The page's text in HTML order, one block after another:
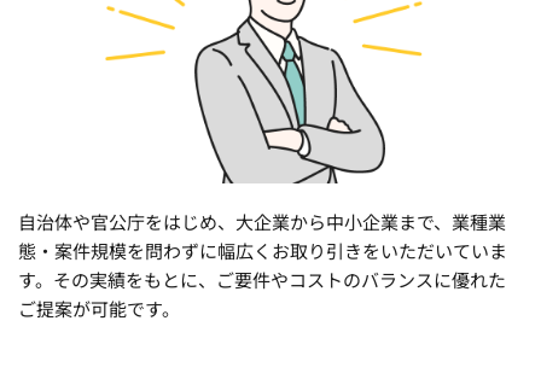
自治体や官公庁をはじめ、大企業から中小企業まで、業種業
態・案件規模を問わずに幅広くお取り引きをいただいていま
す。その実績をもとに、ご要件やコストのバランスに優れた
ご提案が可能です。